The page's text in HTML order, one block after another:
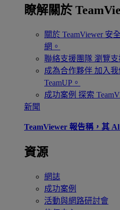
瞭解關於
關於 TeamViewer 安
網。
聯絡支援團隊 瀏覽支
成為合作夥伴 加入
TeamUP。
成功案例 探索
新聞
TeamViewer 報告稱，其
資源
網誌
成功案例
活動與網路研討會